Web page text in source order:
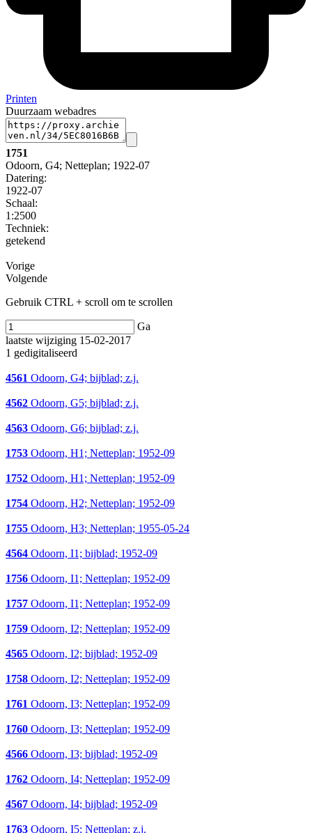
Printen
Duurzaam webadres
1751
Odoorn, G4; Netteplan; 1922-07
Datering:
1922-07
Schaal:
1:2500
Techniek:
getekend
Vorige
Volgende
Gebruik CTRL + scroll om te scrollen
Ga
laatste wijziging 15-02-2017
1 gedigitaliseerd
4561 Odoorn, G4; bijblad; z.j.
4562 Odoorn, G5; bijblad; z.j.
4563 Odoorn, G6; bijblad; z.j.
1753 Odoorn, H1; Netteplan; 1952-09
1752 Odoorn, H1; Netteplan; 1952-09
1754 Odoorn, H2; Netteplan; 1952-09
1755 Odoorn, H3; Netteplan; 1955-05-24
4564 Odoorn, I1; bijblad; 1952-09
1756 Odoorn, I1; Netteplan; 1952-09
1757 Odoorn, I1; Netteplan; 1952-09
1759 Odoorn, I2; Netteplan; 1952-09
4565 Odoorn, I2; bijblad; 1952-09
1758 Odoorn, I2; Netteplan; 1952-09
1761 Odoorn, I3; Netteplan; 1952-09
1760 Odoorn, I3; Netteplan; 1952-09
4566 Odoorn, I3; bijblad; 1952-09
1762 Odoorn, I4; Netteplan; 1952-09
4567 Odoorn, I4; bijblad; 1952-09
1763 Odoorn, I5; Netteplan; z.j.